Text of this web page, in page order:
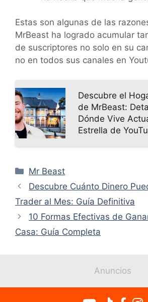
Estas son algunas de las
MrBeast ha logrado acumular
de suscriptores no solo en su
no en todos sus canales en
Descubre el
de MrBeast:
Dónde Vive
Estrella de
Categorías
Mr Beast
Descubre Cuánto Dinero
Trader al Mes: Guía Definitiva
10 Formas Efectivas de
Casa: Guía Completa
Anuncios